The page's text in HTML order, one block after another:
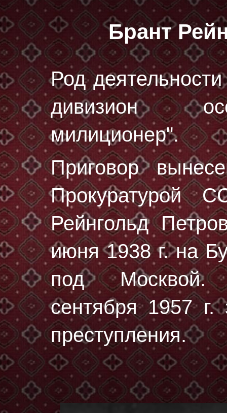
Брант
Род
дивизион
милиционер".
Приговор
Прокуратурой
Рейнгольд
июня 1938 г.на
под Москвой.
сентября 1957 г.
преступления.